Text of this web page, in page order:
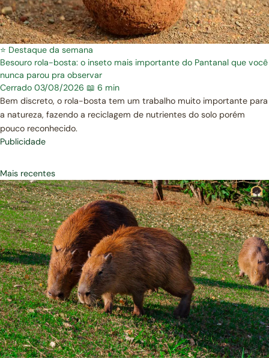
⭐ Destaque da semana
Besouro rola-bosta: o inseto mais importante do Pantanal que você
nunca parou pra observar
Cerrado 03/08/2026 📖 6 min
Bem discreto, o rola-bosta tem um trabalho muito importante para
a natureza, fazendo a reciclagem de nutrientes do solo porém
pouco reconhecido.
Publicidade
Mais recentes